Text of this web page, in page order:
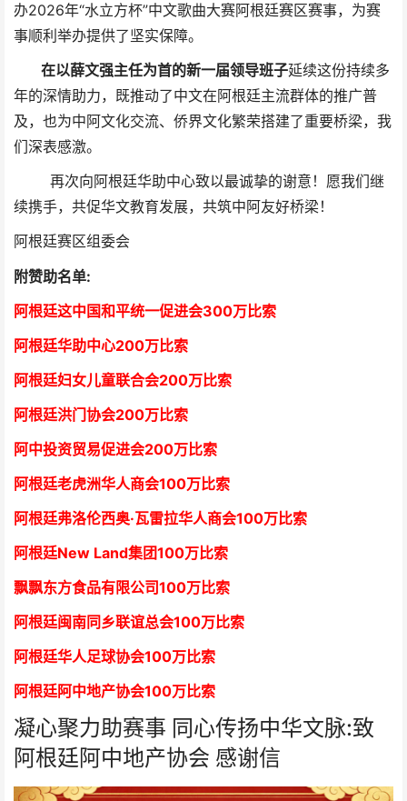
办2026年“水立方杯”中文歌曲大赛阿根廷赛区赛事，为赛
事顺利举办提供了坚实保障。
在以薛文强主任为首的新一届领导班子延续这份持续多
年的深情助力， 既推动了中文在阿根廷主流群体的推广普
及，也为中阿文化交流、侨界文化繁荣搭建了重要桥梁，我
们深表感激。
再次向阿根廷华助中心致以最诚挚的谢意！愿我们继
续携手，共促华文教育发展，共筑中阿友好桥梁！
阿根廷赛区组委会
附赞助名单:
阿根廷这中国和平统一促进会300万比索
阿根廷华助中心200万比索
阿根廷妇女儿童联合会200万比索
阿根廷洪门协会200万比索
阿中投资贸易促进会200万比索
阿根廷老虎洲华人商会100万比索
阿根廷弗洛伦西奥·瓦雷拉华人商会100万比索
阿根廷New Land集团100万比索
飘飘东方食品有限公司100万比索
阿根廷闽南同乡联谊总会100万比索
阿根廷华人足球协会100万比索
阿根廷阿中地产协会100万比索
凝心聚力助赛事 同心传扬中华文脉:致
阿根廷阿中地产协会 感谢信